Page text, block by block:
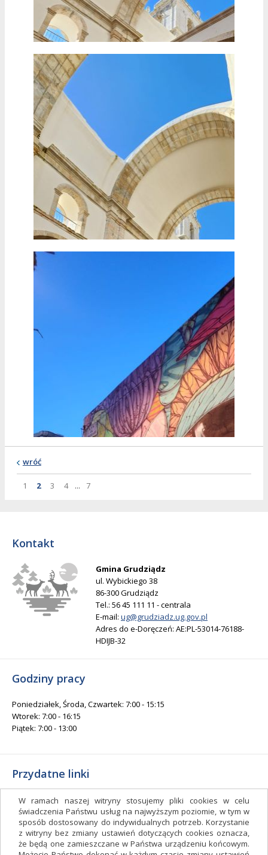
W ramach naszej witryny stosujemy pliki cookies w celu
świadczenia Państwu usług na najwyższym poziomie, w tym w
sposób dostosowany do indywidualnych potrzeb. Korzystanie
z witryny bez zmiany ustawień dotyczących cookies oznacza,
że będą one zamieszczane w Państwa urządzeniu końcowym.
wróć
Strona
Strona
1 Strona
2 Strona
3 Strona
4 ... Strona
7
Kontakt
Gmina Grudziądz
ul. Wybickiego 38
86-300 Grudziądz
Tel.: 56 45 111 11 - centrala
E-mail: ug@grudziadz.ug.gov.pl
Adres do e-Doręczeń: AE:PL-53014-76188-
HDIJB-32
Godziny pracy
Poniedziałek, Środa, Czwartek: 7:00 - 15:15
Wtorek: 7:00 - 16:15
Piątek: 7:00 - 13:00
Przydatne linki
Gminny Ośrodek Kultury i Sportu
Gminna Biblioteka Publiczna
facebook.com/gminagrudziadz
Deklaracja dostępności